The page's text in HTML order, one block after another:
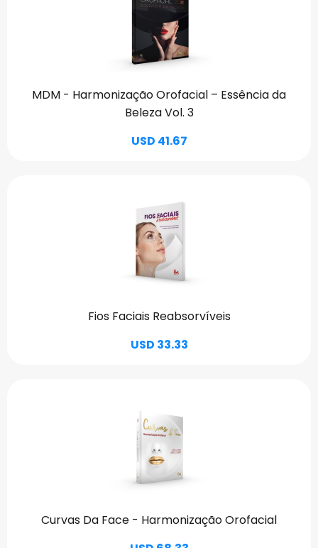
MDM - Harmonização Orofacial – Essência da
Beleza Vol. 3
USD 41.67
Fios Faciais Reabsorvíveis
USD 33.33
Curvas Da Face - Harmonização Orofacial